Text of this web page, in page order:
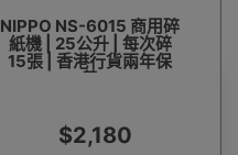
NIPPO NS-6015 商用碎
紙機 | 25公升 | 每次碎
15張 | 香港行貨兩年保
養
$2,180